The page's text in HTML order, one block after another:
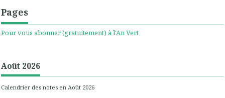
Pages
Pour vous abonner (gratuitement) à l'An Vert
Août 2026
Calendrier des notes en Août 2026